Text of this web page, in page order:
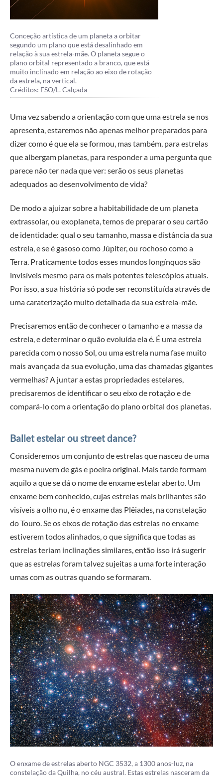
Conceção artística de um planeta a orbitar
segundo um plano que está desalinhado em
relação à sua estrela-mãe. O planeta segue o
plano orbital representado a branco, que está
muito inclinado em relação ao eixo de rotação
da estrela, na vertical.
Créditos: ESO/L. Calçada
Uma vez sabendo a orientação com que uma estrela se nos
apresenta, estaremos não apenas melhor preparados para
dizer como é que ela se formou, mas também, para estrelas
que albergam planetas, para responder a uma pergunta que
parece não ter nada que ver: serão os seus planetas
adequados ao desenvolvimento de vida?
De modo a ajuizar sobre a habitabilidade de um planeta
extrassolar, ou exoplaneta, temos de preparar o seu cartão
de identidade: qual o seu tamanho, massa e distância da sua
estrela, e se é gasoso como Júpiter, ou rochoso como a
Terra. Praticamente todos esses mundos longínquos são
invisíveis mesmo para os mais potentes telescópios atuais.
Por isso, a sua história só pode ser reconstituída através de
uma caraterização muito detalhada da sua estrela-mãe.
Precisaremos então de conhecer o tamanho e a massa da
estrela, e determinar o quão evoluída ela é. É uma estrela
parecida com o nosso Sol, ou uma estrela numa fase muito
mais avançada da sua evolução, uma das chamadas gigantes
vermelhas? A juntar a estas propriedades estelares,
precisaremos de identificar o seu eixo de rotação e de
compará-lo com a orientação do plano orbital dos planetas.
Ballet estelar ou street dance?
Consideremos um conjunto de estrelas que nasceu de uma
mesma nuvem de gás e poeira original. Mais tarde formam
aquilo a que se dá o nome de enxame estelar aberto. Um
enxame bem conhecido, cujas estrelas mais brilhantes são
visíveis a olho nu, é o enxame das Plêiades, na constelação
do Touro. Se os eixos de rotação das estrelas no enxame
estiverem todos alinhados, o que significa que todas as
estrelas teriam inclinações similares, então isso irá sugerir
que as estrelas foram talvez sujeitas a uma forte interação
umas com as outras quando se formaram.
O enxame de estrelas aberto NGC 3532, a 1300 anos-luz, na
constelação da Quilha, no céu austral. Estas estrelas nasceram da